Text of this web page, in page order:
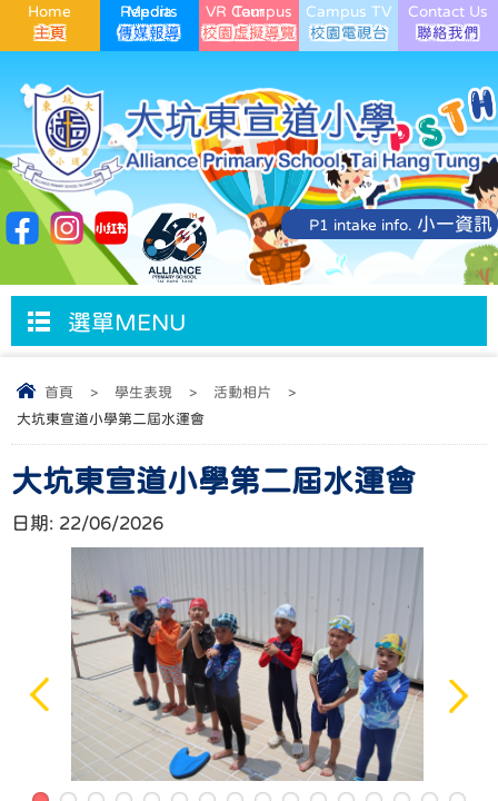
Home Media Reports VR Campus Tour Campus TV Contact Us
P1 intake info. 小一資訊
選單MENU
首頁 > 學生表現 > 活動相片
>
大坑東宣道小學第二屆水運會
大坑東宣道小學第二屆水運會
日期: 22/06/2026